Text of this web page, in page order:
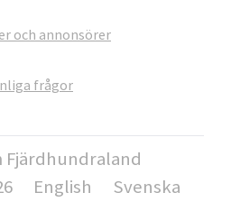
och annonsörer
frågor
Fjärdhundraland
English Svenska